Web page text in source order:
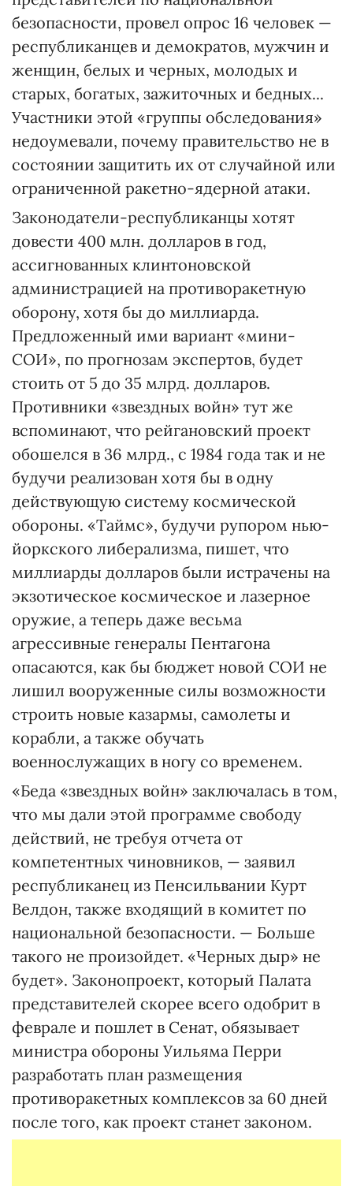
безопасности, провел опрос 16 человек —
республиканцев и демократов, мужчин и
женщин, белых и черных, молодых и
старых, богатых, зажиточных и бедных...
Участники этой «группы обследования»
недоумевали, почему правительство не в
состоянии защитить их от случайной или
ограниченной ракетно-ядерной атаки.
Законодатели-республиканцы хотят
довести 400 млн. долларов в год,
ассигнованных клинтоновской
администрацией на противоракетную
оборону, хотя бы до миллиарда.
Предложенный ими вариант «мини-
СОИ», по прогнозам экспертов, будет
стоить от 5 до 35 млрд. долларов.
Противники «звездных войн» тут же
вспоминают, что рейгановский проект
обошелся в 36 млрд., с 1984 года так и не
будучи реализован хотя бы в одну
действующую систему космической
обороны. «Таймс», будучи рупором нью-
йоркского либерализма, пишет, что
миллиарды долларов были истрачены на
экзотическое космическое и лазерное
оружие, а теперь даже весьма
агрессивные генералы Пентагона
опасаются, как бы бюджет новой СОИ не
лишил вооруженные силы возможности
строить новые казармы, самолеты и
корабли, а также обучать
военнослужащих в ногу со временем.
«Беда «звездных войн» заключалась в том,
что мы дали этой программе свободу
действий, не требуя отчета от
компетентных чиновников, — заявил
республиканец из Пенсильвании Курт
Велдон, также входящий в комитет по
национальной безопасности. — Больше
такого не произойдет. «Черных дыр» не
будет». Законопроект, который Палата
представителей скорее всего одобрит в
феврале и пошлет в Сенат, обязывает
министра обороны Уильяма Перри
разработать план размещения
противоракетных комплексов за 60 дней
после того, как проект станет законом.